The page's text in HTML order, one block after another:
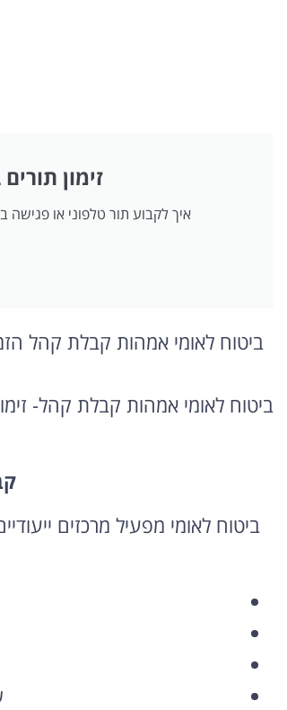
זימון
איך לקבוע תור טלפוני או פגישה
ביטוח לאומי אמהות קבלת קהל
ביטוח לאומי אמהות קבלת קהל-
ביטוח לאומי מפעיל מרכזים